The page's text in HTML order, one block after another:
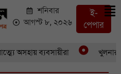
শনিবার
আগস্ট ৮, ২০২৬
ই-
পেপার
অসহায় ব্যবসায়ীরা খুলনার